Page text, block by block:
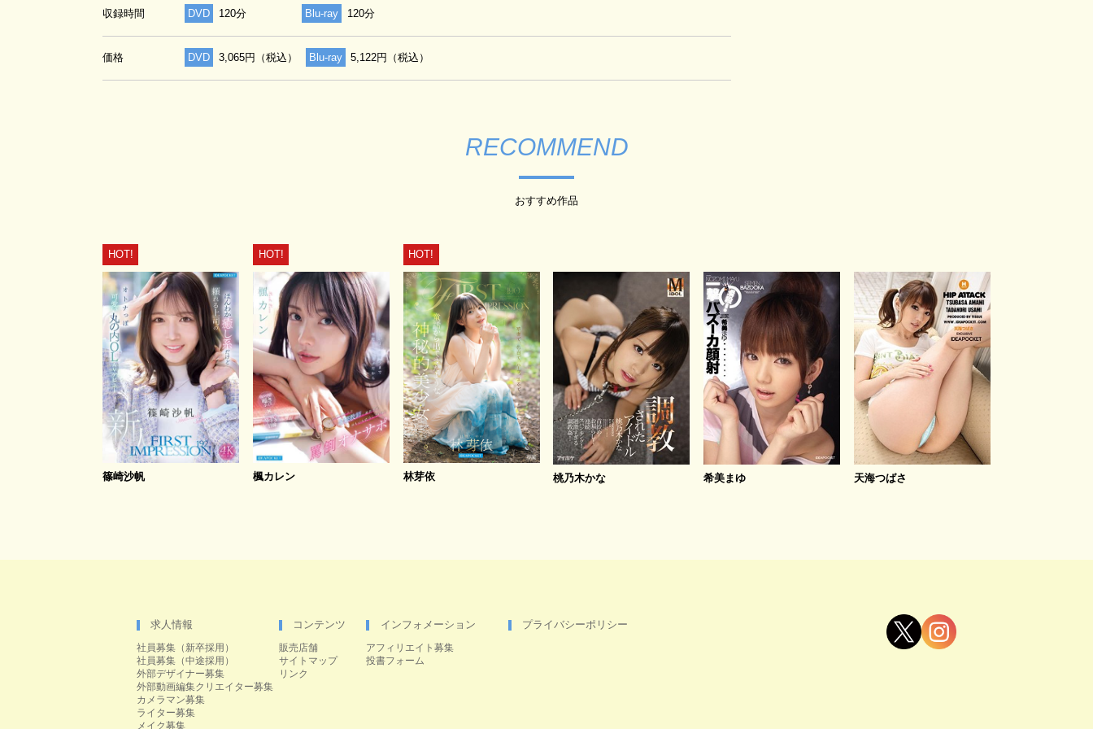
収録時間 DVD 120分 Blu-ray 120分
価格 DVD 3,065円（税込） Blu-ray 5,122円（税込）
RECOMMEND
おすすめ作品
HOT!
篠崎沙帆
HOT!
楓カレン
HOT!
林芽依 桃乃木かな 希美まゆ 天海つばさ
求人情報
社員募集（新卒採用）
社員募集（中途採用）
外部デザイナー募集
外部動画編集クリエイター募集
カメラマン募集
ライター募集
メイク募集
コンテンツ
販売店舗
サイトマップ
リンク
インフォメーション
アフィリエイト募集
投書フォーム
プライバシーポリシー